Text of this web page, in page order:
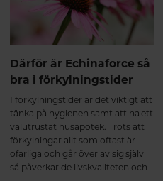
Därför är Echinaforce så
bra i förkylningstider
I förkylningstider är det viktigt att
tänka på hygienen samt att ha ett
välutrustat husapotek. Trots att
förkylningar allt som oftast är
ofarliga och går över av sig själv
så påverkar de livskvaliteten och